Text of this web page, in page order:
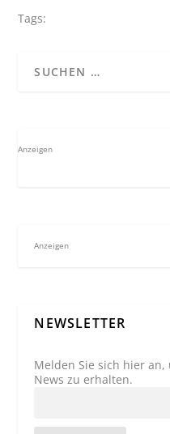
Tags:
Anzeigen
Anzeigen
NEWSLETTER
Melden Sie sich hier
News zu erhalten.